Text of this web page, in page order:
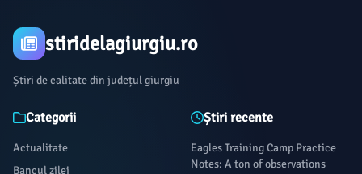
stiridelagiurgiu.ro
Știri de calitate din județul giurgiu
Categorii
Actualitate
Bancul zilei
Știri recente
Eagles Training Camp Practice
Notes: A ton of observations